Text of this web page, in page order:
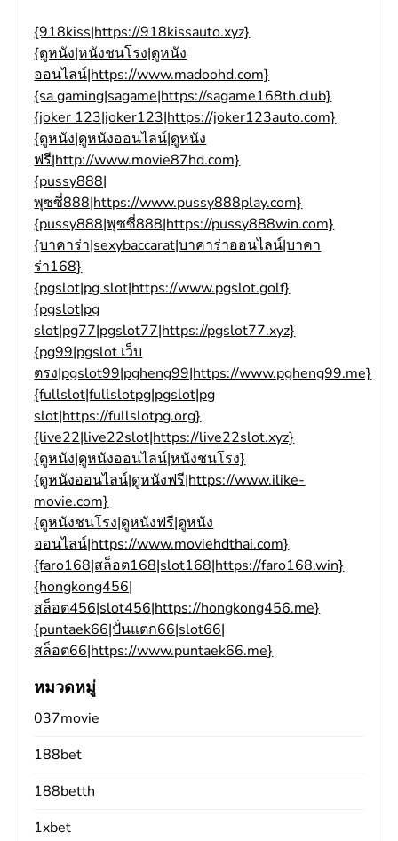
{918kiss|https://918kissauto.xyz}
{ดูหนัง|หนังชนโรง|ดูหนัง
ออนไลน์|https://www.madoohd.com}
{sa gaming|sagame|https://sagame168th.club}
{joker 123|joker123|https://joker123auto.com}
{ดูหนัง|ดูหนังออนไลน์|ดูหนัง
ฟรี|http://www.movie87hd.com}
{pussy888|
พุซซี่888|https://www.pussy888play.com}
{pussy888|พุซซี่888|https://pussy888win.com}
{บาคาร่า|sexybaccarat|บาคาร่าออนไลน์|บาคา
ร่า168}
{pgslot|pg slot|https://www.pgslot.golf}
{pgslot|pg
slot|pg77|pgslot77|https://pgslot77.xyz}
{pg99|pgslot เว็บ
ตรง|pgslot99|pgheng99|https://www.pgheng99.me}
{fullslot|fullslotpg|pgslot|pg
slot|https://fullslotpg.org}
{live22|live22slot|https://live22slot.xyz}
{ดูหนัง|ดูหนังออนไลน์|หนังชนโรง}
{ดูหนังออนไลน์|ดูหนังฟรี|https://www.ilike-
movie.com}
{ดูหนังชนโรง|ดูหนังฟรี|ดูหนัง
ออนไลน์|https://www.moviehdthai.com}
{faro168|สล็อต168|slot168|https://faro168.win}
{hongkong456|
สล็อต456|slot456|https://hongkong456.me}
{puntaek66|ปั่นแตก66|slot66|
สล็อต66|https://www.puntaek66.me}
หมวดหมู่
037movie
188bet
188betth
1xbet